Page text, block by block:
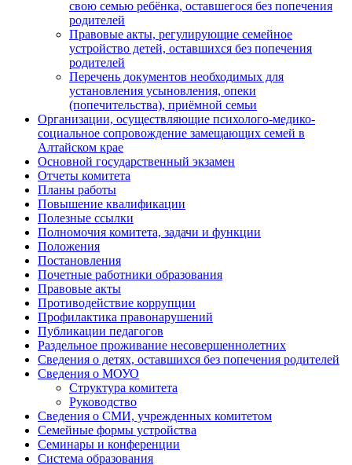
свою семью ребёнка, оставшегося без попечения
родителей
Правовые акты, регулирующие семейное
устройство детей, оставшихся без попечения
родителей
Перечень документов необходимых для
установления усыновления, опеки
(попечительства), приёмной семьи
Организации, осуществляющие психолого-медико-
социальное сопровождение замещающих семей в
Алтайском крае
Основной государственный экзамен
Отчеты комитета
Планы работы
Повышение квалификации
Полезные ссылки
Полномочия комитета, задачи и функции
Положения
Постановления
Почетные работники образования
Правовые акты
Противодействие коррупции
Профилактика правонарушений
Публикации педагогов
Раздельное проживание несовершеннолетних
Сведения о детях, оставшихся без попечения родителей
Сведения о МОУО
Структура комитета
Руководство
Сведения о СМИ, учрежденных комитетом
Семейные формы устройства
Семинары и конференции
Система образования